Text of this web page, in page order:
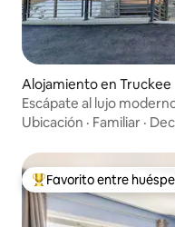
Alojamiento en Truckee
Escápate al lujo
Tahoe/Truckee
Ubicación · Familiar ·
Favorito entre
Favorito entre